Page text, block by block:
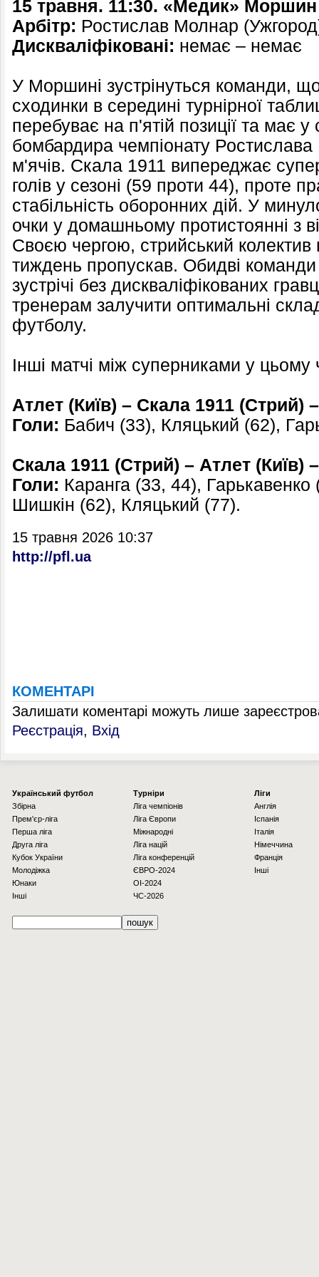
15 травня. 11:30. «Медик» Моршин
Арбітр: Ростислав Молнар
Дискваліфіковані: немає – немає
У Моршині зустрінуться команди, що
сходинки в середині турнірної
перебуває на п'ятій позиції та має
бомбардира чемпіонату
м'ячів. Скала 1911 випереджає
голів у сезоні (59 проти 44), проте
стабільність оборонних дій. У
очки у домашньому протистоянні з
Своєю чергою, стрийський колектив
тиждень пропускав. Обидві команди
зустрічі без дискваліфікованих
тренерам залучити оптимальні
футболу.
Інші матчі між суперниками у цьому
Атлет (Київ) – Скала 1911 (Стрий)
Голи: Бабич (33), Кляцький (62),
Скала 1911 (Стрий) – Атлет (Київ)
Голи: Каранга (33, 44),
Шишкін (62), Кляцький (77).
15 травня 2026 10:37
http://pfl.ua
КОМЕНТАРІ
Залишати коментарі можуть лише
Реєстрація, Вхід
Українcький футбол
Збірна
Прем'єр-ліга
Перша ліга
Друга ліга
Кубок України
Молодіжка
Юнаки
Інші
Турніри
Ліга чемпіонів
Ліга Європи
Міжнародні
Ліга націй
Ліга конференцій
ЄВРО-2024
OI-2024
ЧС-2026
Ліги
Англія
Іспанія
Італія
Німеччина
Франція
Інші